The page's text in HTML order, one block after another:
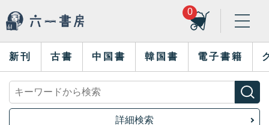
0
新刊 古書 中国書 韓国書 電子書籍
詳細検索